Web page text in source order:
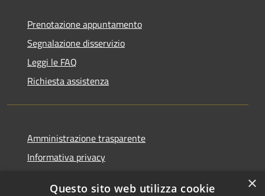
Prenotazione appuntamento
Segnalazione disservizio
Leggi le FAQ
Richiesta assistenza
Amministrazione trasparente
Informativa privacy
×
Questo sito web utilizza cookie